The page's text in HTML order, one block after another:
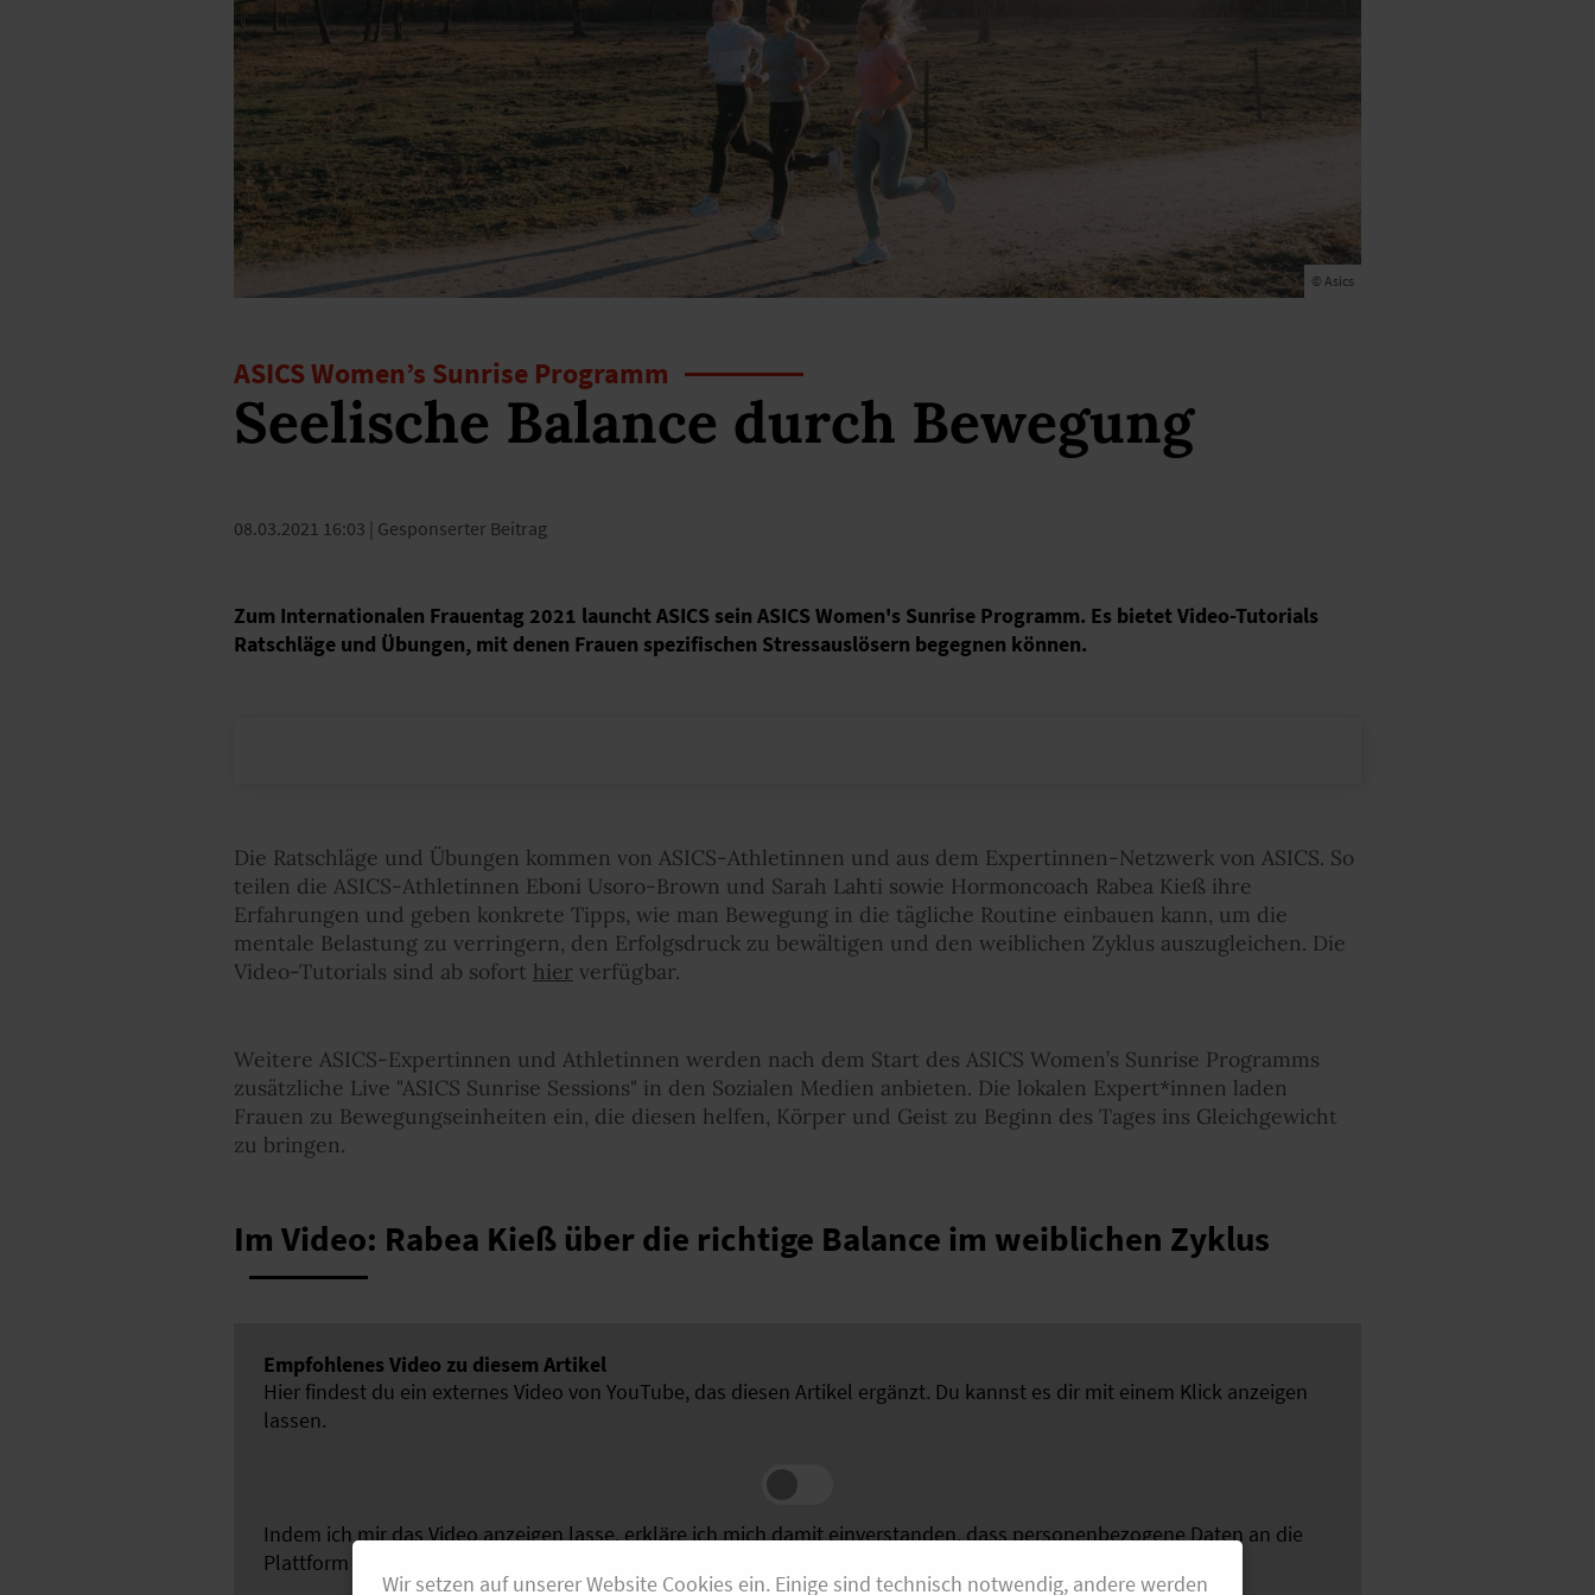
© Asics
ASICS Women’s Sunrise Programm
Seelische Balance durch Bewegung
08.03.2021 16:03 | Gesponserter Beitrag
Zum Internationalen Frauentag 2021 launcht ASICS sein ASICS Women's Sunrise Programm. Es bietet Video-Tutorials
Ratschläge und Übungen, mit denen Frauen spezifischen Stressauslösern begegnen können.
Die Ratschläge und Übungen kommen von ASICS-Athletinnen und aus dem Expertinnen-Netzwerk von ASICS. So
teilen die ASICS-Athletinnen Eboni Usoro-Brown und Sarah Lahti sowie Hormoncoach Rabea Kieß ihre
Erfahrungen und geben konkrete Tipps, wie man Bewegung in die tägliche Routine einbauen kann, um die
mentale Belastung zu verringern, den Erfolgsdruck zu bewältigen und den weiblichen Zyklus auszugleichen. Die
Video-Tutorials sind ab sofort hier verfügbar.
Weitere ASICS-Expertinnen und Athletinnen werden nach dem Start des ASICS Women’s Sunrise Programms
zusätzliche Live "ASICS Sunrise Sessions" in den Sozialen Medien anbieten. Die lokalen Expert*innen laden
Frauen zu Bewegungseinheiten ein, die diesen helfen, Körper und Geist zu Beginn des Tages ins Gleichgewicht
zu bringen.
Im Video: Rabea Kieß über die richtige Balance im weiblichen Zyklus
Empfohlenes Video zu diesem Artikel
Hier findest du ein externes Video von YouTube, das diesen Artikel ergänzt. Du kannst es dir mit einem Klick anzeigen
lassen.
Indem ich mir das Video anzeigen lasse, erkläre ich mich damit einverstanden, dass personenbezogene Daten an die
Plattform YouTube übertragen werden können. Mehr dazu in unserer
Wir setzen auf unserer Website Cookies ein. Einige sind technisch notwendig, andere werden